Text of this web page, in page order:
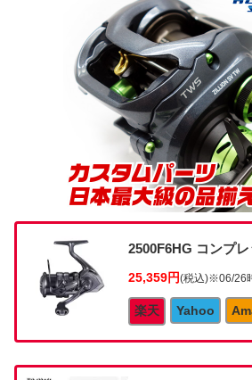
2500F6HG コンプ
25,359円(税込)※06/26
楽天 Yahoo